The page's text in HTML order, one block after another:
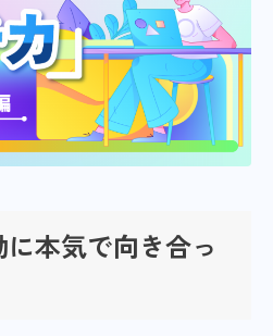
本気で向き合っ